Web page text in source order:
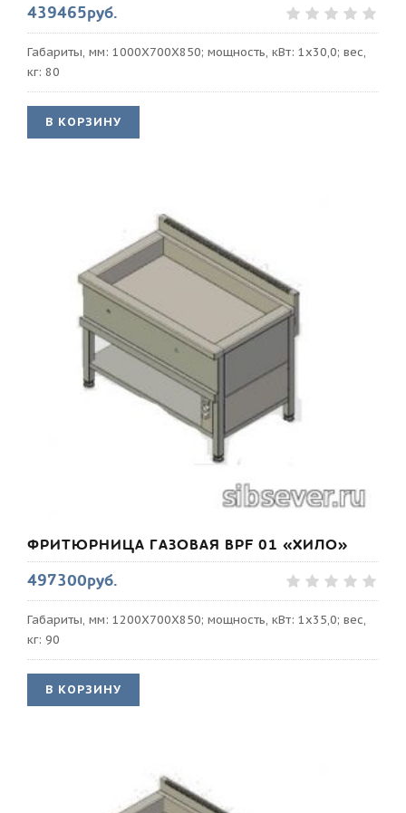
439465руб.
Габариты, мм: 1000Х700Х850; мощность, кВт: 1х30,0; вес,
кг: 80
В КОРЗИНУ
ФРИТЮРНИЦА ГАЗОВАЯ BPF 01 «ХИЛО»
497300руб.
Габариты, мм: 1200Х700Х850; мощность, кВт: 1х35,0; вес,
кг: 90
В КОРЗИНУ